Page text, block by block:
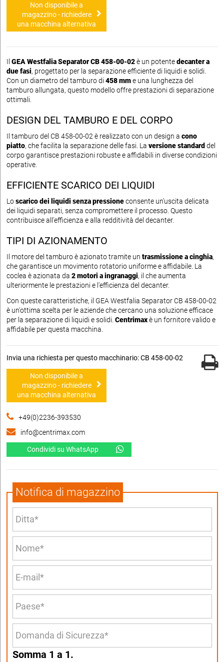
Non disponibile a
magazzino - richiedere
una macchina alternativa
Il GEA Westfalia Separator CB 458-00-02è un potentedecanter a
due fasi, progettato per la separazione efficiente di liquidi e solidi.
Con un diametro del tamburo di 458 mme una lunghezza del
tamburo allungata, questo modello offre prestazioni di separazione
ottimali.
DESIGN DEL TAMBURO E DEL CORPO
Il tamburo del CB 458-00-02 è realizzato con un design a cono
piatto, che facilita la separazione delle fasi. La versione standard del
corpo garantisce prestazioni robuste e affidabili in diverse condizioni
operative.
EFFICIENTE SCARICO DEI LIQUIDI
Loscarico dei liquidi senza pressioneconsente un'uscita delicata
dei liquidi separati, senza compromettere il processo. Questo
contribuisce all'efficienza e alla redditività del decanter.
TIPI DI AZIONAMENTO
Il motore del tamburo è azionato tramite un trasmissione a cinghia,
che garantisce un movimento rotatorio uniforme e affidabile. La
coclea è azionata da 2 motori a ingranaggi, il che aumenta
ulteriormente le prestazioni e l'efficienza del decanter.
Con queste caratteristiche, il GEA Westfalia Separator CB 458-00-02
è un'ottima scelta per le aziende che cercano una soluzione efficace
per la separazione di liquidi e solidi. Centrimaxè un fornitore valido e
affidabile per questa macchina.
Invia una richiesta per questo macchinario: CB 458-00-02
Non disponibile a
magazzino - richiedere
una macchina alternativa
+49(0)2236-393530
info@centrimax.com
Condividi su WhatsApp
Notifica di magazzino
Somma 1 a 1.